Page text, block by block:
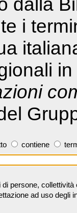
i
contiene
persone,
ad uso degli